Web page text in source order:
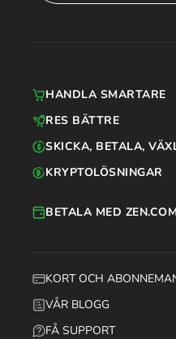
KORT OCH
VÅR BLOGG
FÅ SUPPORT
BETALA MED ZEN.COM
HANDLA SMARTARE
RES BÄTTRE
SKICKA, BETALA,
KRYPTOLÖSNINGAR